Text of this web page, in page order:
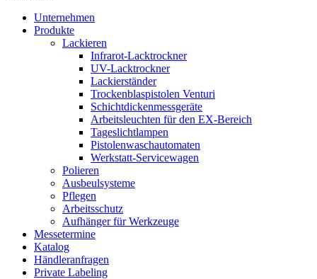
Unternehmen
Produkte
Lackieren
Infrarot-Lacktrockner
UV-Lacktrockner
Lackierständer
Trockenblaspistolen Venturi
Schichtdickenmessgeräte
Arbeitsleuchten für den EX-Bereich
Tageslichtlampen
Pistolenwaschautomaten
Werkstatt-Servicewagen
Polieren
Ausbeulsysteme
Pflegen
Arbeitsschutz
Aufhänger für Werkzeuge
Messetermine
Katalog
Händleranfragen
Private Labeling